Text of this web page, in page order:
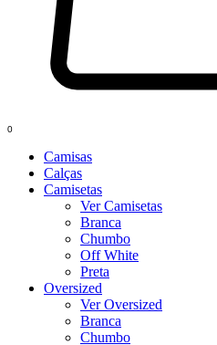
0
Camisas
Calças
Camisetas
Ver Camisetas
Branca
Chumbo
Off White
Preta
Oversized
Ver Oversized
Branca
Chumbo